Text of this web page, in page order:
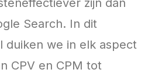
zijn dan
Search. In dit
duiken we in elk aspect
CPV en CPM tot